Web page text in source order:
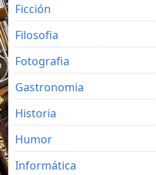
Ficción
Filosofia
Fotografia
Gastronomia
Historia
Humor
Informática